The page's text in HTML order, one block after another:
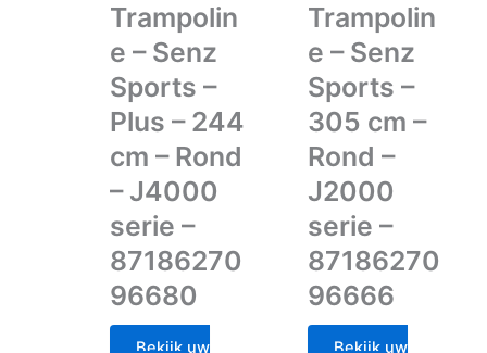
Trampolin
e – Senz
Sports –
Plus – 244
cm – Rond
– J4000
serie –
87186270
96680
Bekijk uw
Trampolin
e – Senz
Sports –
305 cm –
Rond –
J2000
serie –
87186270
96666
Bekijk uw